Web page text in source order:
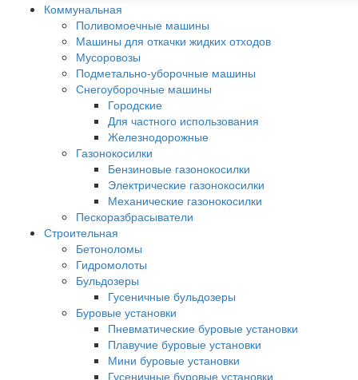
Коммунальная
Поливомоечные машины
Машины для откачки жидких отходов
Мусоровозы
Подметально-уборочные машины
Снегоуборочные машины
Городские
Для частного использования
Железнодорожные
Газонокосилки
Бензиновые газонокосилки
Электрические газонокосилки
Механические газонокосилки
Пескоразбрасыватели
Строительная
Бетоноломы
Гидромолоты
Бульдозеры
Гусеничные бульдозеры
Буровые установки
Пневматические буровые установки
Плавучие буровые установки
Мини буровые установки
Гусеничные буровые установки